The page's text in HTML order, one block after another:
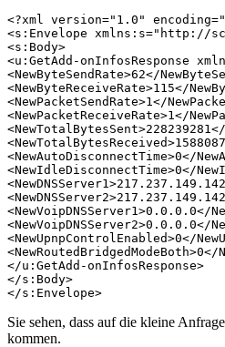
<?xml version="1.0"
<s:Envelope xmlns:s="http://
<s:Body>
<u:GetAdd-onInfosResponse
<NewByteSendRate>62</
<NewByteReceiveRate>115</
<NewPacketSendRate>1</
<NewPacketReceiveRate>1</
<NewAutoDisconnectTime>0</
<NewIdleDisconnectTime>0</
<NewVoipDNSServer1>0.0.0.0</
<NewVoipDNSServer2>0.0.0.0</
<NewUpnpControlEnabled>0</
<NewRoutedBridgedModeBoth>0</
</u:GetAdd-onInfosResponse>
</s:Body>
</s:Envelope>
Sie sehen, dass auf die kleine
kommen.